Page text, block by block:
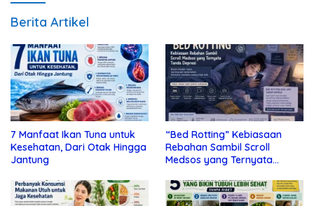
Berita Artikel
7 Manfaat Ikan Tuna untuk
Kesehatan, Dari Otak Hingga
Jantung
“Bed Rotting” Kebiasaan
Rebahan Sambil Scroll
Medsos yang Ternyata